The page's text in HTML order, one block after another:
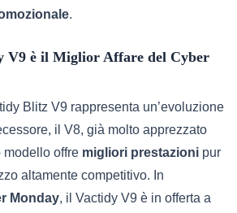
.
V9 è il Miglior Affare del Cyber
Blitz V9 rappresenta un’evoluzione
il V8, già molto apprezzato
modello offre migliori prestazioni pur
altamente competitivo. In
Monday, il Vactidy V9 è in offerta a